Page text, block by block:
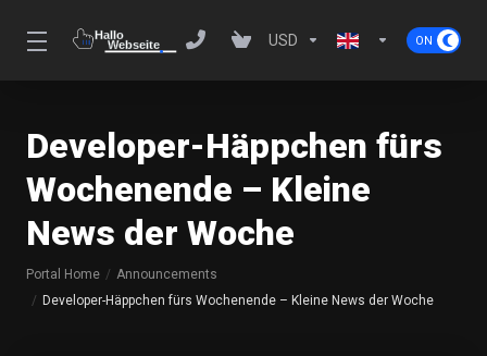
USD
Developer-Häppchen fürs
Wochenende – Kleine
News der Woche
Portal Home
Announcements
Developer-Häppchen fürs Wochenende – Kleine News der Woche